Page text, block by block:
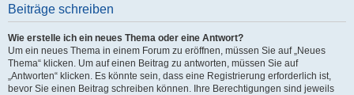
Beiträge schreiben
Wie erstelle ich ein neues Thema oder eine Antwort?
Um ein neues Thema in einem Forum zu eröffnen, müssen Sie auf „Neues
Thema“ klicken. Um auf einen Beitrag zu antworten, müssen Sie auf
„Antworten“ klicken. Es könnte sein, dass eine Registrierung erforderlich ist,
bevor Sie einen Beitrag schreiben können. Ihre Berechtigungen sind jeweils